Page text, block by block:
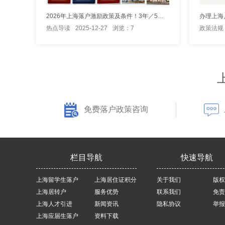
2026年上海落户激励政策及条件！3年／5年居转户落户上海！
热点导读
2025-12-27 浏览：7 政策法规
免费落户政策咨询
栏目导航
上海留学生落户
上海居转户
上海人才引进
上海应届生落户
上海居住证积分
服务优势
新闻资讯
资料下载
快速导航
关于我们
联系我们
隐私协议
版
免
举